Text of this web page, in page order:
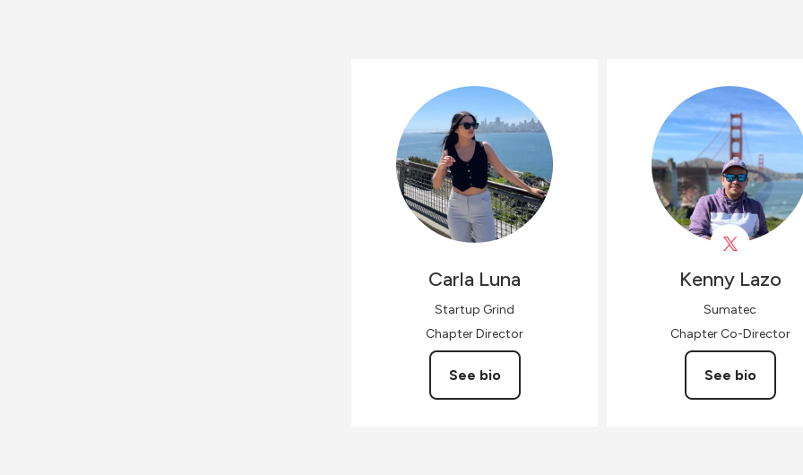
Carla Luna
Startup Grind
Chapter Director
See bio
Kenny Lazo
Sumatec
Chapter Co-Director
See bio